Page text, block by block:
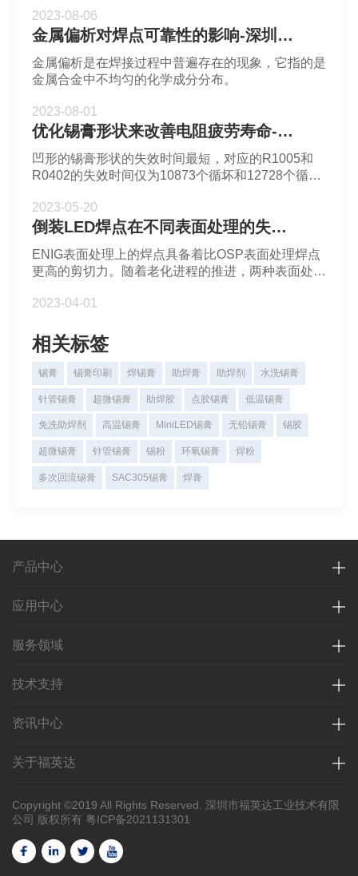
2023-08-06
金属偏析对焊点可靠性的影响-深圳市福英达
金属偏析是在焊接过程中普遍存在的现象，它指的是
金属合金中不均匀的化学成分分布。
2023-08-01
优化锡膏形状来改善电阻疲劳寿命-深圳市福英达
凹形的锡膏形状的失效时间最短，对应的R1005和
R0402的失效时间仅为10873个循坏和12728个循
上。
2023-05-20
倒装LED焊点在不同表面处理的失效模式-深圳市福英达
ENIG表面处理上的焊点具备着比OSP表面处理焊点
更高的剪切力。随着老化进程的推进，两种表面处理
化和生长。老化过程中不断粗化和生长的IMC使得焊
分。
2023-04-01
相关标签
锡膏 锡膏印刷 焊锡膏 助焊膏 助焊剂 水洗锡膏
针管锡膏 超微锡膏 助焊胶 点胶锡膏 低温锡膏
免洗助焊剂 高温锡膏 MiniLED锡膏 无铅锡膏 锡胶
超微锡膏 针管锡膏 锡粉 环氧锡膏 焊粉
多次回流锡膏 SAC305锡膏 焊膏
产品中心
应用中心
服务领域
技术支持
资讯中心
关于福英达
Copyright ©2019 All Rights Reserved. 深圳市福英达工业技术有限
公司 版权所有 粤ICP备2021131301